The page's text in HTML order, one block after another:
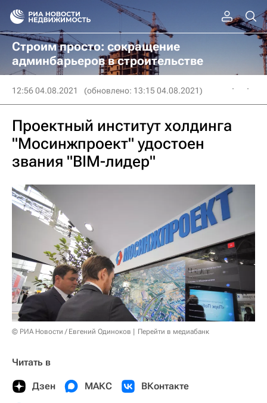
Строим просто: сокращение
админбарьеров в строительстве
12:56 04.08.2021 (обновлено: 13:15 04.08.2021)
Проектный институт холдинга
"Мосинжпроект" удостоен
звания "BIM-лидер"
© РИА Новости / Евгений Одиноков Перейти в медиабанк
Читать в
Дзен МАКС ВКонтакте